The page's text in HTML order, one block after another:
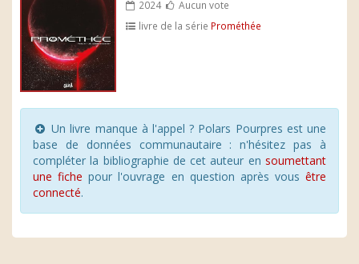
2024
Aucun vote
livre de la série Prométhée
Un livre manque à l'appel ? Polars Pourpres est une
base de données communautaire : n'hésitez pas à
compléter la bibliographie de cet auteur en soumettant
une fiche pour l'ouvrage en question après vous être
connecté.